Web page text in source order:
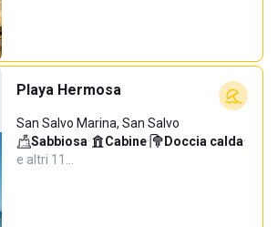
Playa Hermosa
San Salvo Marina, San Salvo
Sabbiosa· Cabine· Doccia calda·
e altri 11…